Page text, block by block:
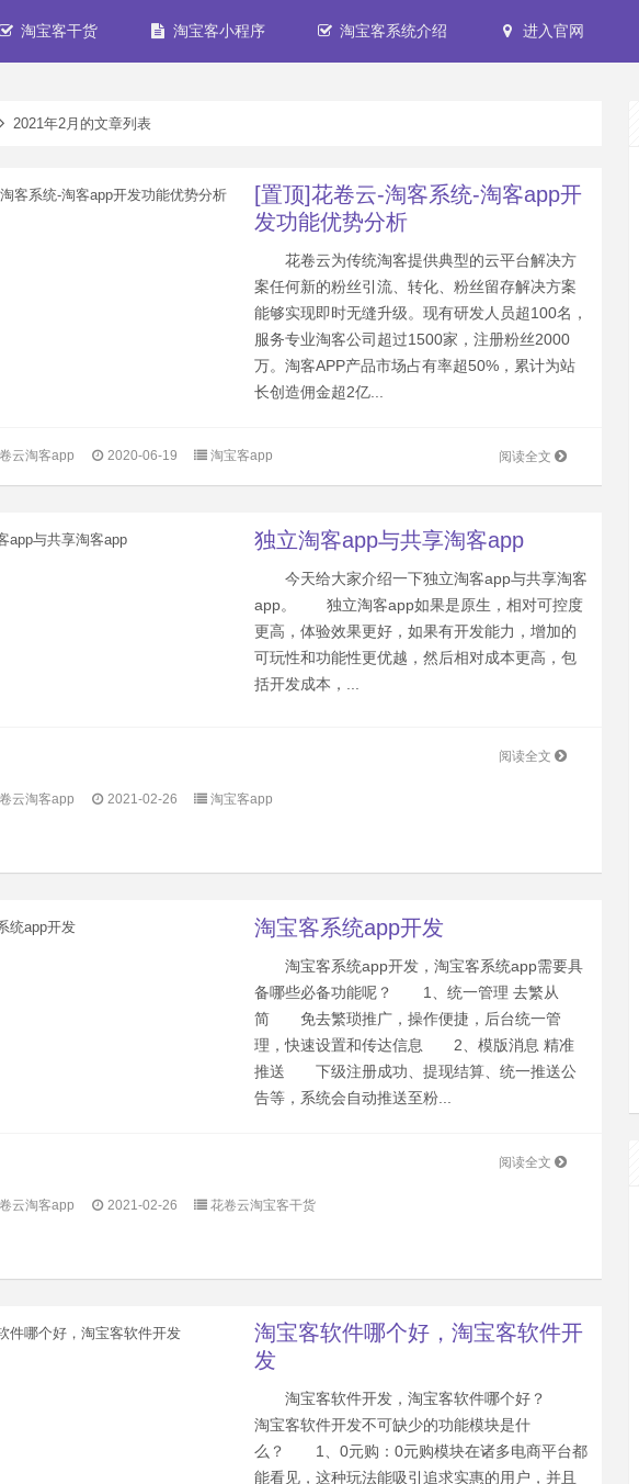
淘宝客干货 淘宝客小程序 淘宝客系统介绍 进入官网
2021年2月的文章列表
[置顶]花卷云-淘客系统-淘客app开
发功能优势分析
花卷云为传统淘客提供典型的云平台解决方
案任何新的粉丝引流、转化、粉丝留存解决方案
能够实现即时无缝升级。现有研发人员超100名，
服务专业淘客公司超过1500家，注册粉丝2000
万。淘客APP产品市场占有率超50%，累计为站
长创造佣金超2亿...
阅读全文
云淘客app 2020-06-19 淘宝客app
独立淘客app与共享淘客app
今天给大家介绍一下独立淘客app与共享淘客
app。 独立淘客app如果是原生，相对可控度
更高，体验效果更好，如果有开发能力，增加的
可玩性和功能性更优越，然后相对成本更高，包
括开发成本，...
阅读全文
云淘客app 2021-02-26 淘宝客app
淘宝客系统app开发
淘宝客系统app开发，淘宝客系统app需要具
备哪些必备功能呢？ 1、统一管理 去繁从
简 免去繁琐推广，操作便捷，后台统一管
理，快速设置和传达信息 2、模版消息 精准
推送 下级注册成功、提现结算、统一推送公
告等，系统会自动推送至粉...
阅读全文
云淘客app 2021-02-26 花卷云淘宝客干货
淘宝客软件哪个好，淘宝客软件开
发
淘宝客软件开发，淘宝客软件哪个好？
淘宝客软件开发不可缺少的功能模块是什
么？ 1、0元购：0元购模块在诸多电商平台都
能看见，这种玩法能吸引追求实惠的用户，并且